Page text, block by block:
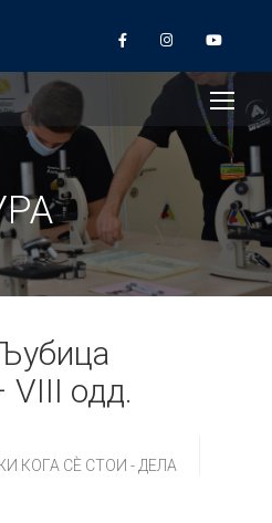
VIII одд.
КОГА СÈ СТОИ - ДЕЛА